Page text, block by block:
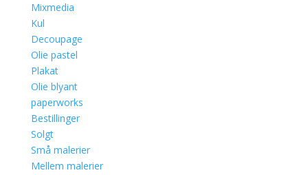
Mixmedia
Kul
Decoupage
Olie pastel
Plakat
Olie blyant
paperworks
Bestillinger
Solgt
Små malerier
Mellem malerier